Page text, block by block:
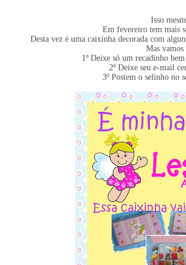
Isso
Em fevereiro tem mais
Desta vez é uma caixinha decorada com
Mas vamos
1º Deixe só um recadinho
2º Deixe seu e-mail
3º Postem o selinho no